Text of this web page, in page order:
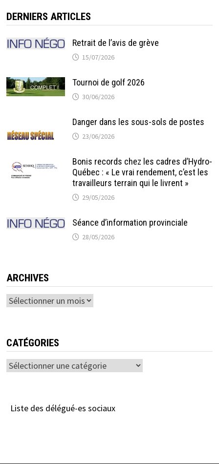
DERNIERS ARTICLES
Retrait de l’avis de grève
15/07/2026
Tournoi de golf 2026
30/06/2026
Danger dans les sous-sols de postes
23/06/2026
Bonis records chez les cadres d’Hydro-
Québec : « Le vrai rendement, c’est les
travailleurs terrain qui le livrent »
29/05/2026
Séance d’information provinciale
28/05/2026
ARCHIVES
Archives
CATÉGORIES
Catégories
Liste des délégué-es sociaux